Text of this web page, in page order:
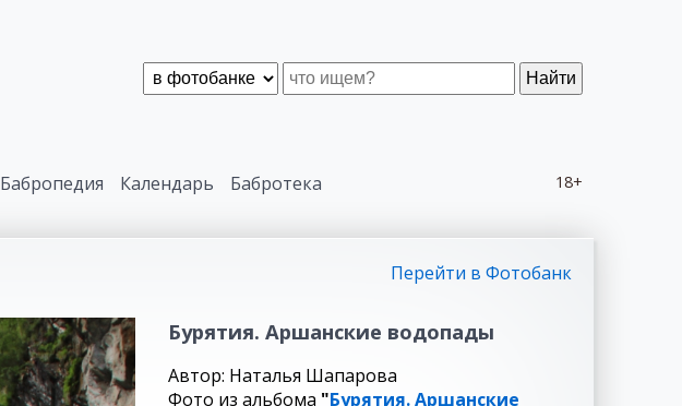
Найти
18+
Бабропедия Календарь Бабротека
Перейти в Фотобанк
Бурятия. Аршанские водопады
Автор: Наталья Шапарова
Фото из альбома "Бурятия. Аршанские